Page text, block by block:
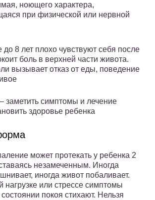
ноющего характера,
при физической или нервной
до 8 лет плохо чувствуют себя после
боль в верхней части живота.
вызывает отказ от еды, поведение
заметить симптомы и лечение
здоровье ребенка
может протекать у ребенка 2
незамеченным. Иногда
иногда живот побаливает.
нагрузке или стрессе симптомы
покоя стихают. Нельзя